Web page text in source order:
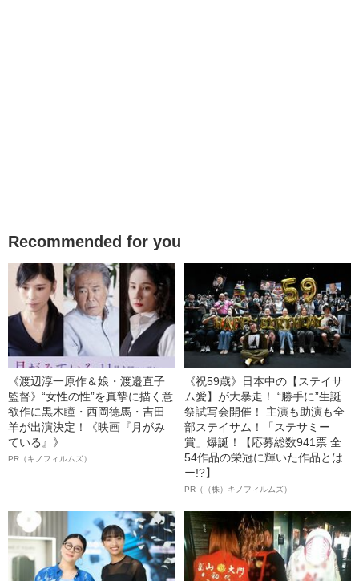
Recommended for you
《渡辺淳一原作＆娘・渡邉直子
監督》“女性の性”を真摯に描く意
欲作に黒木瞳・西岡德馬・吉田
羊が出演決定！《映画『月がみ
ている』》
PR（キノフィルムズ）
《祝59歳》日本中の【ステイサ
ム愛】が大暴走！ “勝手に”生誕
祭試写会開催！ 主演も助演も全
部ステイサム！「ステサミー
賞」爆誕！【応募総数941票 全
54作品の栄冠に輝いた作品とは
ー!?】
PR（（株）キノフィルムズ）